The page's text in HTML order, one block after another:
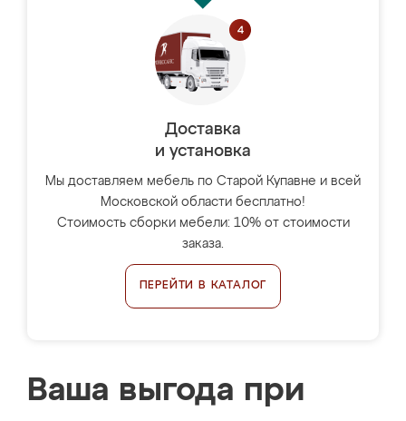
Доставка
и установка
Мы доставляем мебель по Старой Купавне и всей
Московской области бесплатно!
Стоимость сборки мебели: 10% от стоимости
заказа.
ПЕРЕЙТИ В КАТАЛОГ
Ваша выгода при